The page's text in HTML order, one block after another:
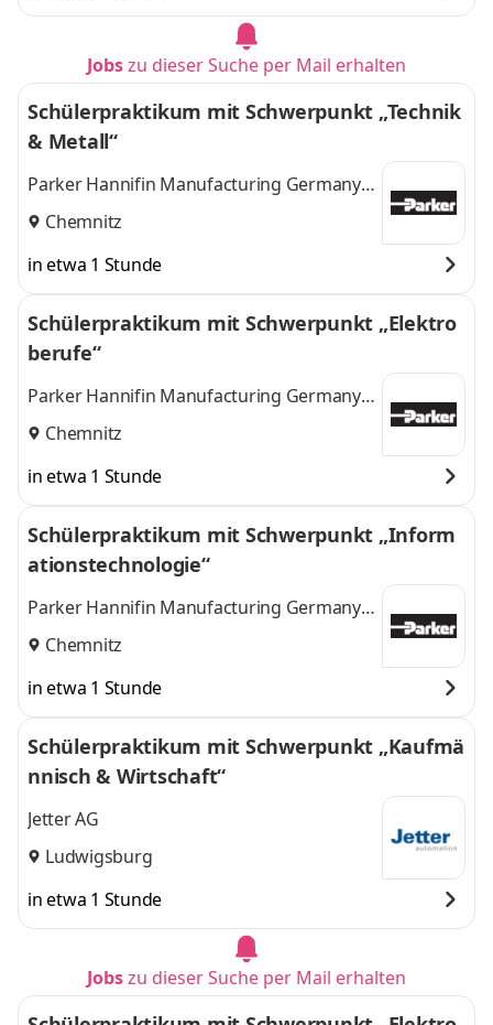
Jobszu dieser Suche per Mail erhalten
Schülerpraktikum mit Schwerpunkt „Technik
& Metall“
Parker Hannifin Manufacturing Germany
GmbH & Co. KG
Chemnitz
in etwa 1 Stunde
Schülerpraktikum mit Schwerpunkt „Elektro
berufe“
Parker Hannifin Manufacturing Germany
GmbH & Co. KG
Chemnitz
in etwa 1 Stunde
Schülerpraktikum mit Schwerpunkt „Inform
ationstechnologie“
Parker Hannifin Manufacturing Germany
GmbH & Co. KG
Chemnitz
in etwa 1 Stunde
Schülerpraktikum mit Schwerpunkt „Kaufmä
nnisch & Wirtschaft“
Jetter AG
Ludwigsburg
in etwa 1 Stunde
Jobszu dieser Suche per Mail erhalten